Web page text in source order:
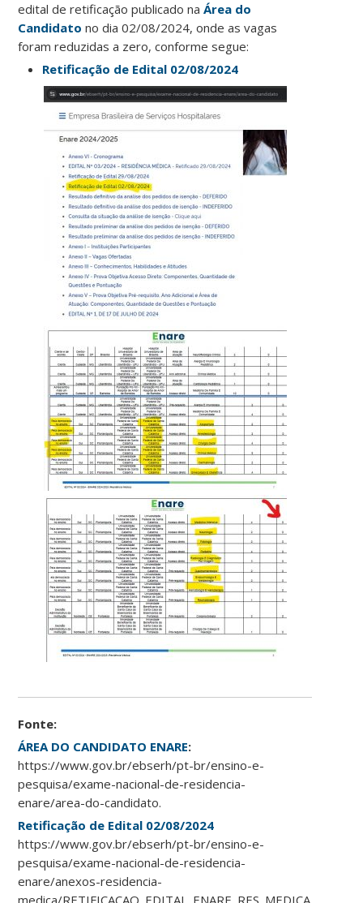
edital de retificação publicado naÁrea do
Candidato no dia 02/08/2024, onde as vagas
foram reduzidas a zero, conforme segue:
Retificação de Edital 02/08/2024
Fonte:
ÁREA DO CANDIDATO ENARE:
https://www.gov.br/ebserh/pt-br/ensino-e-
pesquisa/exame-nacional-de-residencia-
enare/area-do-candidato.
Retificação de Edital 02/08/2024
https://www.gov.br/ebserh/pt-br/ensino-e-
pesquisa/exame-nacional-de-residencia-
enare/anexos-residencia-